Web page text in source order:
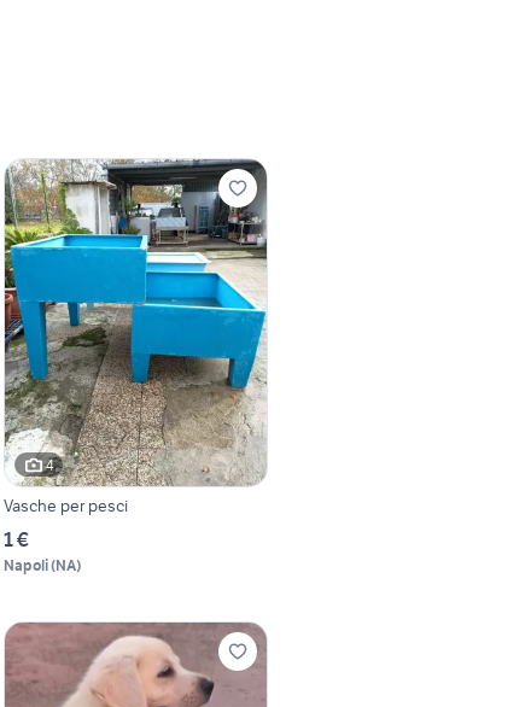
4
Vasche per pesci
1 €
Napoli(NA)